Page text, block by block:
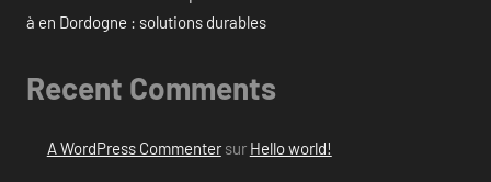
à en Dordogne : solutions durables
Recent Comments
A WordPress Commentersur Hello world!